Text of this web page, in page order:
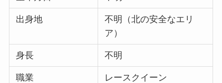
出身地
不明（北の安全なエリ
ア）
身長 不明
職業 レースクイーン